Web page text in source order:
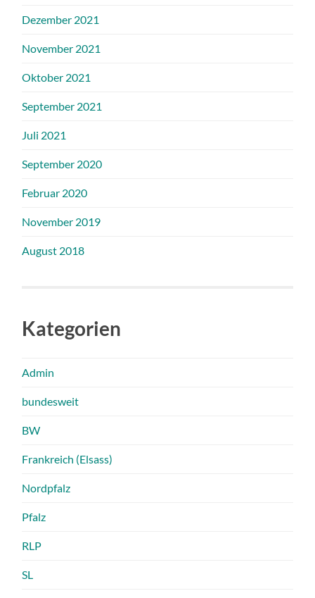
Dezember 2021
November 2021
Oktober 2021
September 2021
Juli 2021
September 2020
Februar 2020
November 2019
August 2018
Kategorien
Admin
bundesweit
BW
Frankreich (Elsass)
Nordpfalz
Pfalz
RLP
SL